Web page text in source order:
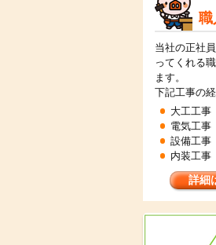
職
当社の正社
ってくれる
ます。
下記工事の
大工工事
電気工事
設備工事
内装工事
詳細